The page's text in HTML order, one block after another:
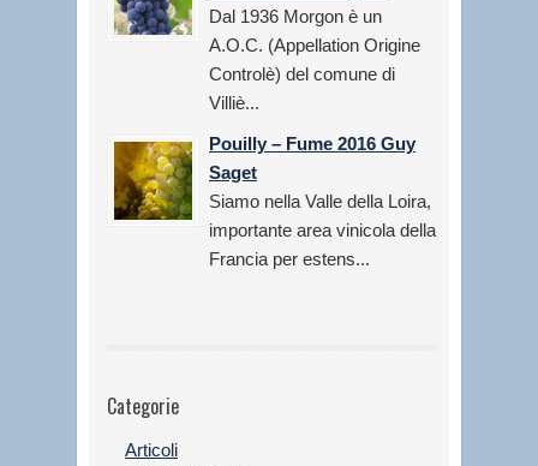
Dal 1936 Morgon è un
A.O.C. (Appellation Origine
Controlè) del comune di
Villiè...
Pouilly – Fume 2016 Guy
Saget
Siamo nella Valle della Loira,
importante area vinicola della
Francia per estens...
Categorie
Articoli